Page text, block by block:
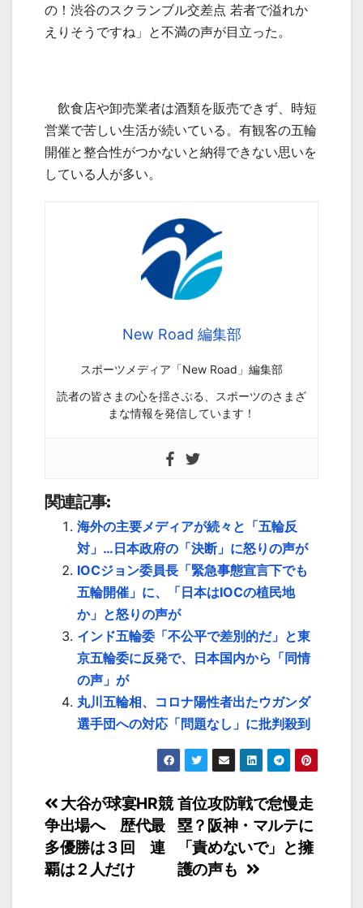
の！渋谷のスクランブル交差点 若者で溢れか
えりそうですね」と不満の声が目立った。
飲食店や卸売業者は酒類を販売できず、時短
営業で苦しい生活が続いている。有観客の五輪
開催と整合性がつかないと納得できない思いを
している人が多い。
New Road 編集部
スポーツメディア「New Road」編集部
読者の皆さまの心を揺さぶる、スポーツのさまざ
まな情報を発信しています！
関連記事:
海外の主要メディアが続々と「五輪反
対」…日本政府の「決断」に怒りの声が
IOCジョン委員長「緊急事態宣言下でも
五輪開催」に、「日本はIOCの植民地
か」と怒りの声が
インド五輪委「不公平で差別的だ」と東
京五輪委に反発で、日本国内から「同情
の声」が
丸川五輪相、コロナ陽性者出たウガンダ
選手団への対応「問題なし」に批判殺到
投
稿
ナ
首位攻防戦で怠慢走
塁？阪神・マルテに
「責めないで」と擁
護の声も
大谷が球宴HR競
争出場へ 歴代最
多優勝は３回 連
覇は２人だけ